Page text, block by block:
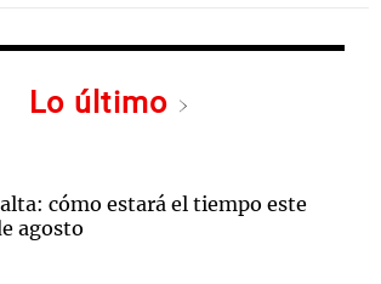
Lo último
cómo estará el tiempo este
agosto